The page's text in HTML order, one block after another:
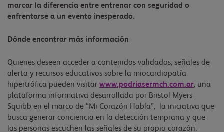
marcar la diferencia entre entrenar con seguridad o
enfrentarse a un evento inesperado.
Dónde encontrar más información
Quienes deseen acceder a contenidos validados, señales de
alerta y recursos educativos sobre la miocardiopatía
hipertrófica pueden visitar www.podriasermch.com.ar, una
plataforma informativa desarrollada por Bristol Myers
Squibb en el marco de “Mi Corazón Habla”, la iniciativa que
busca generar conciencia en la detección temprana y que
las personas escuchen las señales de su propio corazón.